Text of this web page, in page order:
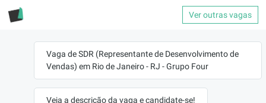
Ver outras vagas
Vaga de SDR (Representante de Desenvolvimento de
Vendas) em Rio de Janeiro - RJ - Grupo Four
Veja a descrição da vaga e candidate-se!